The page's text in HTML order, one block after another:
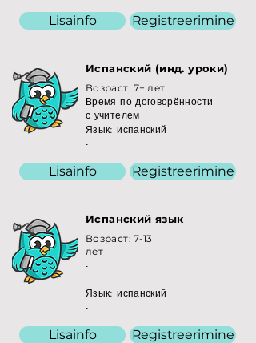
Lisainfo Registreerimine
Испанский (инд. уроки)
Возраст: 7+ лет
Время по договорённости
с учителем
Язык: испанский
-
Lisainfo Registreerimine
Испанский язык
Возраст: 7-13
лет
-
-
Язык: испанский
-
Lisainfo Registreerimine